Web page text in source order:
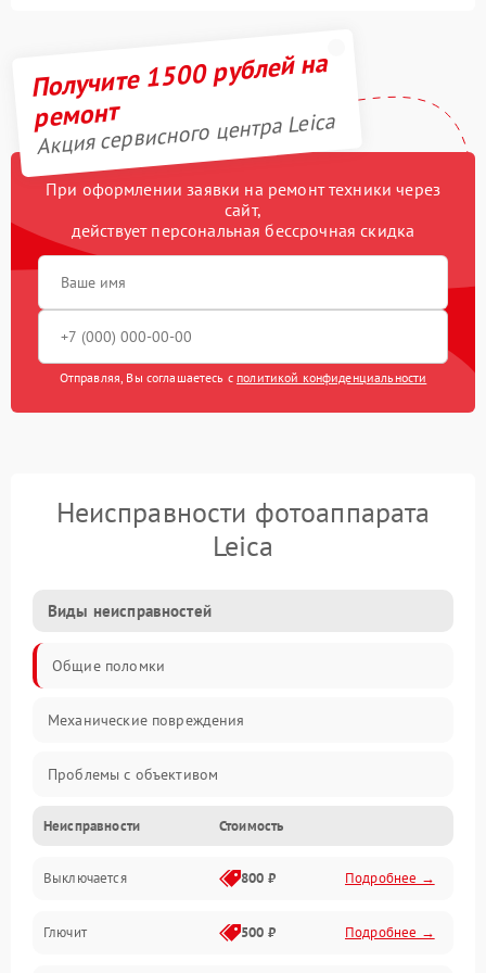
Получите 1500 рублей на
ремонт
Акция сервисного центра Leica
При оформлении заявки на ремонт техники через
сайт,
действует персональная бессрочная скидка
Отправляя, Вы соглашаетесь с политикой конфиденциальности
Неисправности фотоаппарата
Leica
Виды неисправностей
Общие поломки
Механические повреждения
Проблемы с объективом
Электронные ошибки
Механические проблемы
Матрица и оптика
Неисправности Стоимость
Выключается 800 ₽ Подробнее →
Глючит 500 ₽ Подробнее →